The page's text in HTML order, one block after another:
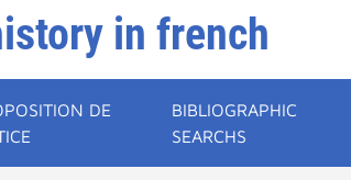
in french
DE
BIBLIOGRAPHIC
SEARCHS